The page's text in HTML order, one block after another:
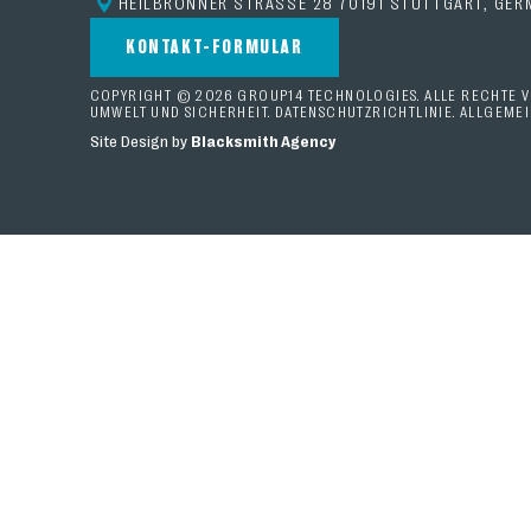
KONTAKT-FORMULAR
COPYRIGHT © 2026 GROUP14 TECHNOLOGIES. ALLE RECHTE
UMWELT UND SICHERHEIT. DATENSCHUTZRICHTLINIE.
Site Design by Blacksmith Agency